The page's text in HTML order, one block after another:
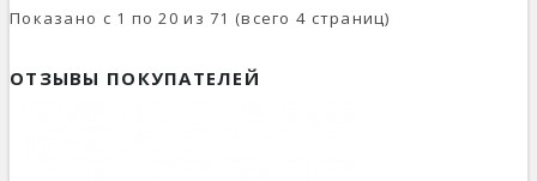
Показано с 1 по 20 из 71 (всего 4 страниц)
ОТЗЫВЫ ПОКУПАТЕЛЕЙ